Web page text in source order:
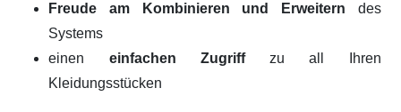
Freude am Kombinieren und Erweitern des
Systems
einen einfachen Zugriffzu all Ihren
Kleidungsstücken